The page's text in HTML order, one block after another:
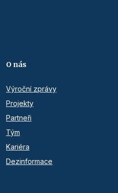
O nás
Výroční zprávy
Projekty
Partneři
Tým
Kariéra
Dezinformace